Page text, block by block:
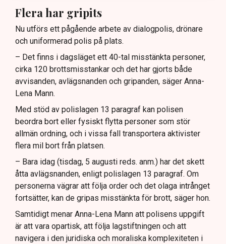
Flera har gripits
Nu utförs ett pågående arbete av dialogpolis, drönare
och uniformerad polis på plats.
– Det finns i dagsläget ett 40-tal misstänkta personer,
cirka 120 brottsmisstankar och det har gjorts både
avvisanden, avlägsnanden och gripanden, säger Anna-
Lena Mann.
Med stöd av polislagen 13 paragraf kan polisen
beordra bort eller fysiskt flytta personer som stör
allmän ordning, och i vissa fall transportera aktivister
flera mil bort från platsen.
– Bara idag (tisdag, 5 augusti reds. anm.) har det skett
åtta avlägsnanden, enligt polislagen 13 paragraf. Om
personerna vägrar att följa order och det olaga intrånget
fortsätter, kan de gripas misstänkta för brott, säger hon.
Samtidigt menar Anna-Lena Mann att polisens uppgift
är att vara opartisk, att följa lagstiftningen och att
navigera i den juridiska och moraliska komplexiteten i